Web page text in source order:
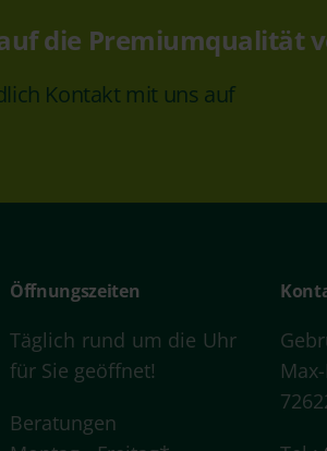
die Premiumqualität
Kontakt mit uns auf
Öffnungszeiten
Täglich rund um die Uhr
für Sie geöffnet!
Beratungen